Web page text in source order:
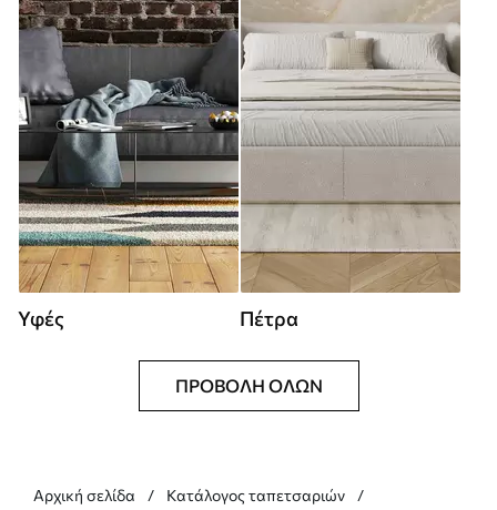
Υφές Πέτρα
ΠΡΟΒΟΛΉ ΌΛΩΝ
Αρχική σελίδα
Κατάλογος ταπετσαριών